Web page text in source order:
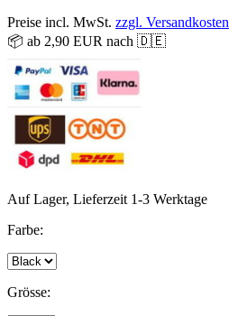
Preise incl. MwSt. zzgl. Versandkosten
📦 ab 2,90 EUR nach 🇩🇪
Auf Lager, Lieferzeit 1-3 Werktage
Farbe:
Grösse: